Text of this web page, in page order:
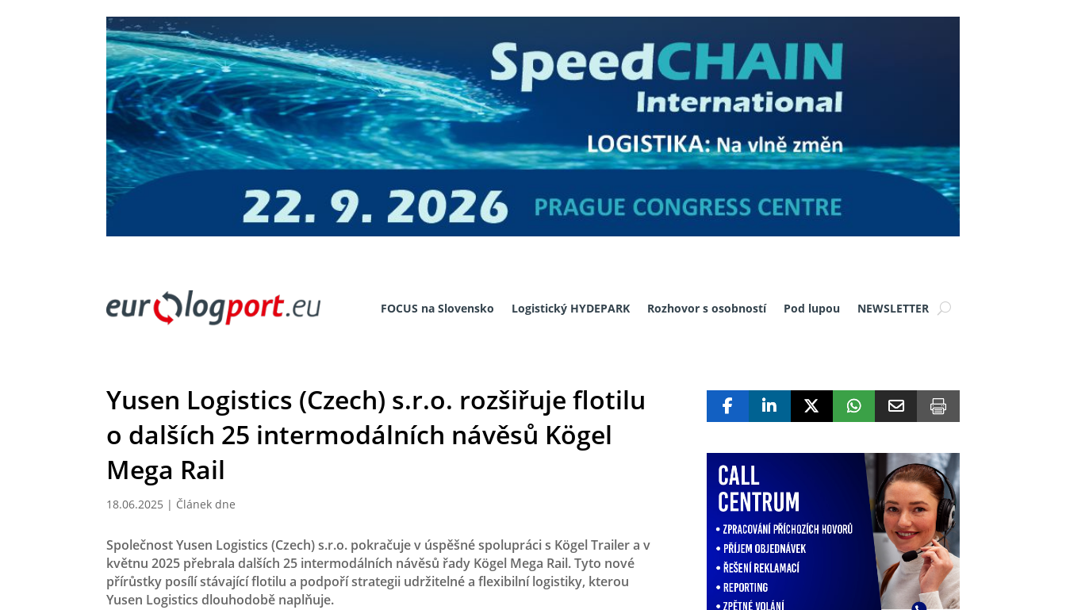
FOCUS na Slovensko Logistický HYDEPARK Rozhovor s osobností Pod lupou NEWSLETTER
Yusen Logistics (Czech) s.r.o. rozšiřuje flotilu
o dalších 25 intermodálních návěsů Kögel
Mega Rail
18.06.2025 | Článek dne
Společnost Yusen Logistics (Czech) s.r.o. pokračuje v úspěšné spolupráci s Kögel Trailer a v
květnu 2025 přebrala dalších 25 intermodálních návěsů řady Kögel Mega Rail. Tyto nové
přírůstky posílí stávající flotilu a podpoří strategii udržitelné a flexibilní logistiky, kterou
Yusen Logistics dlouhodobě naplňuje.